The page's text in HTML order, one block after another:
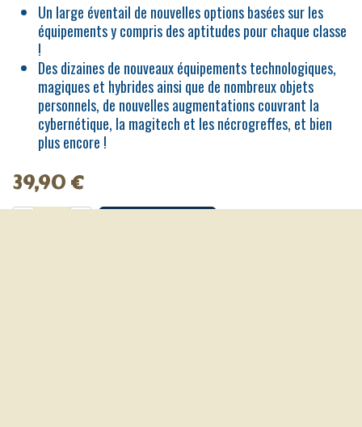
Un large éventail de nouvelles options basées sur les
équipements y compris des aptitudes pour chaque classe
!
Des dizaines de nouveaux équipements technologiques,
magiques et hybrides ainsi que de nombreux objets
personnels, de nouvelles augmentations couvrant la
cybernétique, la magitech et les nécrogreffes, et bien
plus encore !
39,90€